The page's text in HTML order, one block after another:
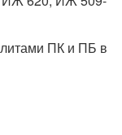
ПК и ПБ в